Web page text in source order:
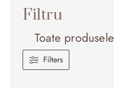
Filtru
Toate produsele
Filters